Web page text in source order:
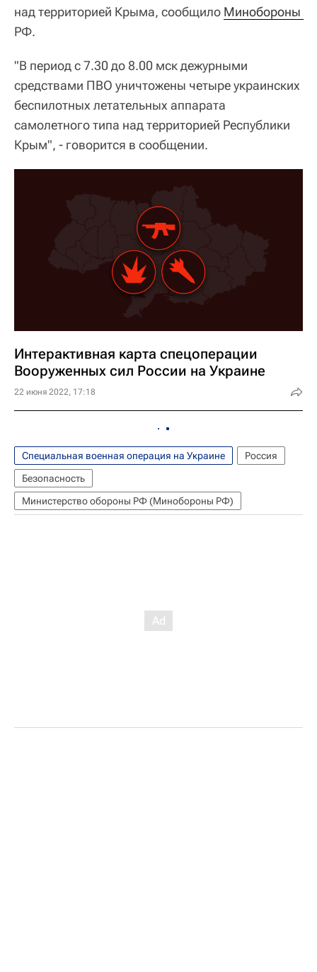
над территорией Крыма, сообщило
РФ.
"В период с 7.30 до 8.00 мск дежурными
средствами ПВО уничтожены четыре украинских
беспилотных летательных аппарата
самолетного типа над территорией Республики
Крым", - говорится в сообщении.
Интерактивная карта спецоперации
Вооруженных сил России на Украине
22 июня 2022, 17:18
Специальная военная операция на Украине
Россия
Безопасность
Министерство обороны РФ (Минобороны РФ)